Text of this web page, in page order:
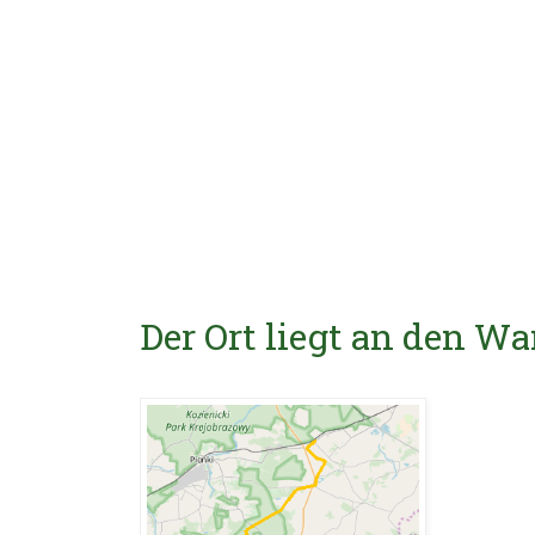
Der Ort liegt an den